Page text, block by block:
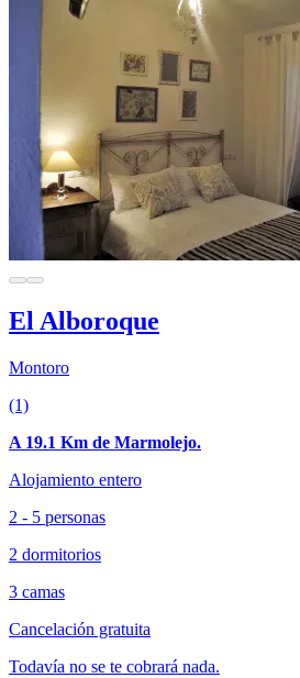
El Alboroque
Montoro
(1)
A 19.1 Km de Marmolejo.
Alojamiento entero
2 - 5 personas
2 dormitorios
3 camas
Cancelación gratuita
Todavía no se te cobrará nada.